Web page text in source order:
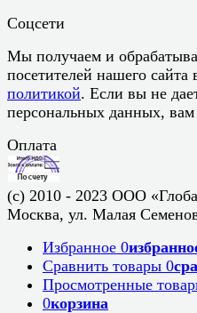
Соцсети
Мы получаем и
посетителей нашего сайта
политикой. Если вы не
персональных данных,
Оплата
(c) 2010 - 2023 ООО
Москва, ул. Малая
Избранное 0
Сравнить товары 0
Просмотренные
0корзина